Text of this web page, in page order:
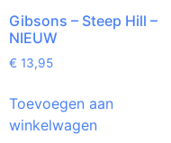
Gibsons – Steep Hill –
NIEUW
€ 13,95
Toevoegen aan
winkelwagen